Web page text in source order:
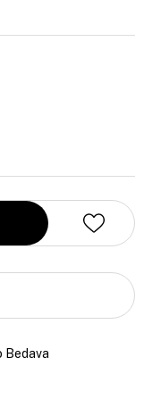
Bedava